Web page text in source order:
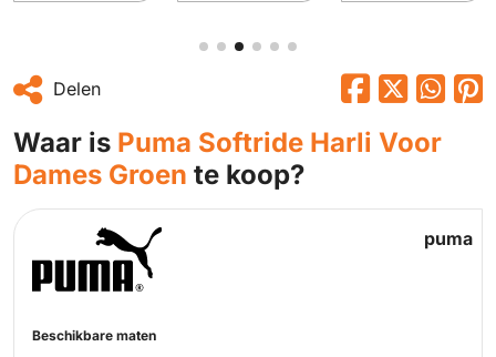
Delen
Waar is Puma Softride Harli Voor
Dames Groen te koop?
puma
Beschikbare maten